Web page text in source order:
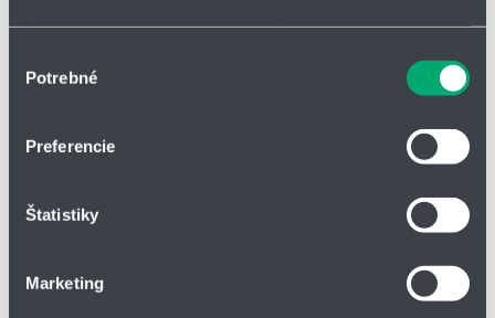
polohe s presnosťou na niekoľko metrov
Viac informácií o tom, ako sa spracúvajú vaše osobné
môžete kedykoľvek zmeniť alebo odvolať cez Vyhlásenie
Na prispôsobenie obsahu a reklám, poskytovanie funkcií
súhlasu
Potrebné
Preferencie
Štatistiky
Marketing
Telefón